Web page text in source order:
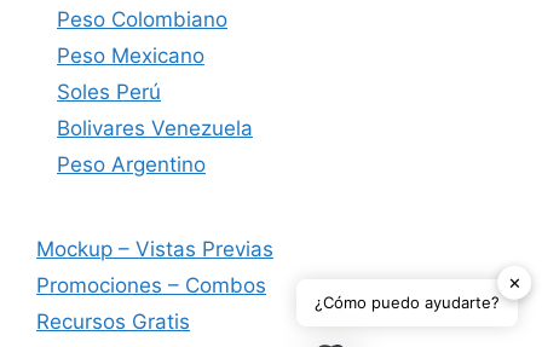
Peso Colombiano
Peso Mexicano
Soles Perú
Bolivares Venezuela
Peso Argentino
Mockup – Vistas Previas
Promociones – Combos
Recursos Gratis
✕
¿Cómo puedo ayudarte?